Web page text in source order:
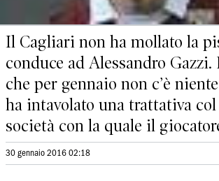
Il Cagliari non ha mollato la
conduce ad Alessandro Gazzi.
che per gennaio non c’è
ha intavolato una trattativa
società con la quale il
30 gennaio 2016 02:18